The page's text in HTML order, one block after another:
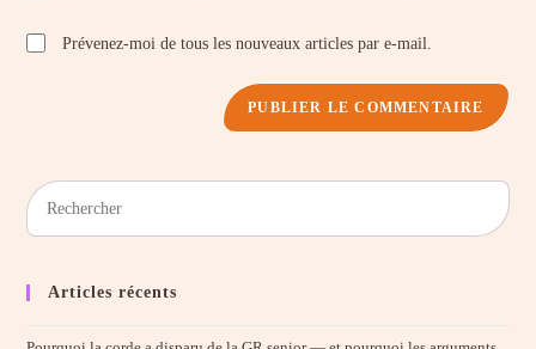
Prévenez-moi de tous les nouveaux articles par e-mail.
Articles récents